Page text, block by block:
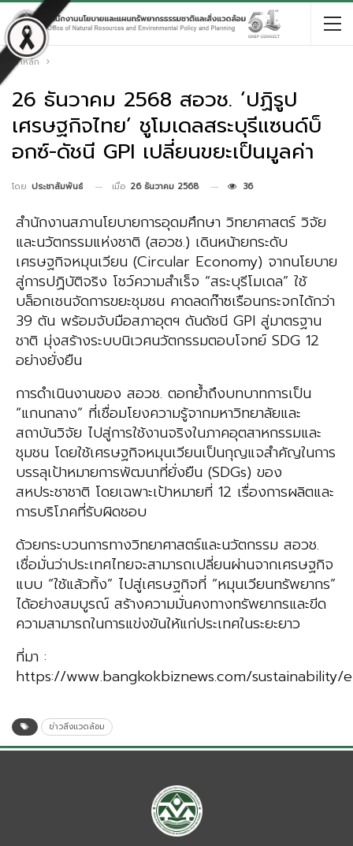
หน้าหลัก
26 ธันวาคม 2568 สอวช. ‘ปฏิรูป
เศรษฐกิจไทย’ ชูโมเดลสระบุรีแซนด์บ็
อกซ์-ดัชนี GPI เปลี่ยนขยะเป็นมูลค่า
โดย ประชาสัมพันธ์ เมื่อ 26 ธันวาคม 2568 36
สํานักงานสภานโยบายการอุดมศึกษา วิทยาศาสตร์ วิจัย
และนวัตกรรมแห่งชาติ (สอวช.) เดินหน้ายกระดับ
เศรษฐกิจหมุนเวียน (Circular Economy) จากนโยบาย
สู่การปฏิบัติจริง โชว์ความสำเร็จ “สระบุรีโมเดล” ใช้
บล็อกเชนจัดการขยะชุมชน คาดลดก๊าซเรือนกระจกได้กว่า
39 ตัน พร้อมจับมือสภาอุตฯ ดันดัชนี GPI สู่มาตรฐาน
ชาติ มุ่งสร้างระบบนิเวศนวัตกรรมตอบโจทย์ SDG 12
อย่างยั่งยืน
การดำเนินงานของ สอวช. ตอกย้ำถึงบทบาทการเป็น
“แกนกลาง” ที่เชื่อมโยงความรู้จากมหาวิทยาลัยและ
สถาบันวิจัย ไปสู่การใช้งานจริงในภาคอุตสาหกรรมและ
ชุมชน โดยใช้เศรษฐกิจหมุนเวียนเป็นกุญแจสำคัญในการ
บรรลุเป้าหมายการพัฒนาที่ยั่งยืน (SDGs) ของ
สหประชาชาติ โดยเฉพาะเป้าหมายที่ 12 เรื่องการผลิตและ
การบริโภคที่รับผิดชอบ
ด้วยกระบวนการทางวิทยาศาสตร์และนวัตกรรม สอวช.
เชื่อมั่นว่าประเทศไทยจะสามารถเปลี่ยนผ่านจากเศรษฐกิจ
แบบ “ใช้แล้วทิ้ง” ไปสู่เศรษฐกิจที่ “หมุนเวียนทรัพยากร”
ได้อย่างสมบูรณ์ สร้างความมั่นคงทางทรัพยากรและขีด
ความสามารถในการแข่งขันให้แก่ประเทศในระยะยาว
ที่มา :
https://www.bangkokbiznews.com/sustainability/
ข่าวสิ่งแวดล้อม